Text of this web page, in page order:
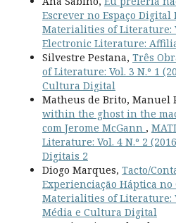
Escrever no Espaço
Materialities of Literature:
Electronic Literature:
Silvestre Pestana, Três
of Literature: Vol. 3 N.º 1
Cultura Digital
Matheus de Brito, Manuel
within the ghost in the
com Jerome McGann ,
Literature: Vol. 4 N.º 2
Digitais 2
Diogo Marques, Tacto/
Experienciação Háptica
Materialities of Literature:
Média e Cultura Digital